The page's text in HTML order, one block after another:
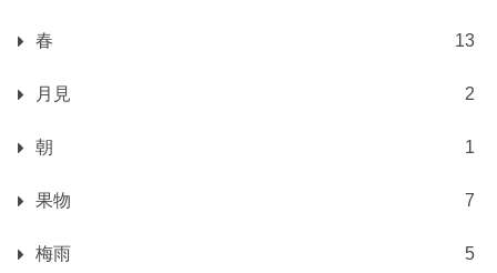
春 13
月見 2
朝 1
果物 7
梅雨 5